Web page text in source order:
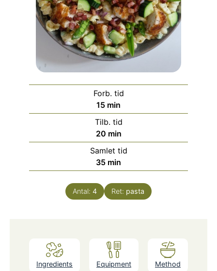
Forb. tid
15minutter
min
Tilb. tid
20minutter
min
Samlet tid
35minutter
min
Antal: 4 Ret: pasta
Ingredients Equipment Method